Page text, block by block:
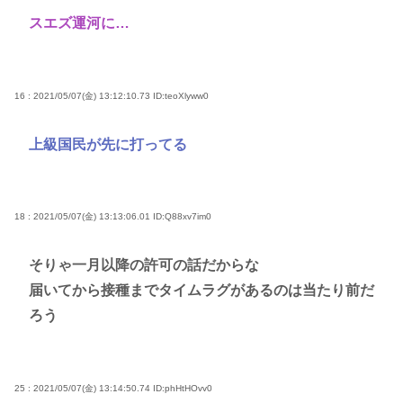
スエズ運河に…
16 : 2021/05/07(金) 13:12:10.73 ID:teoXlyww0
上級国民が先に打ってる
18 : 2021/05/07(金) 13:13:06.01 ID:Q88xv7im0
そりゃ一月以降の許可の話だからな
届いてから接種までタイムラグがあるのは当たり前だ
ろう
25 : 2021/05/07(金) 13:14:50.74 ID:phHtHOvv0